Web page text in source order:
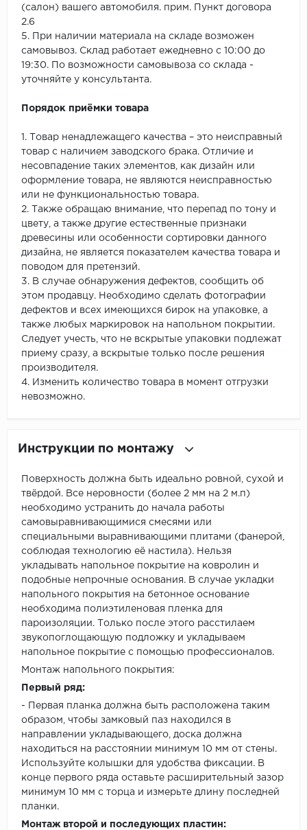
(салон) вашего автомобиля. прим. Пункт договора
2.6
5. При наличии материала на складе возможен
самовывоз. Склад работает ежедневно с 10:00 до
19:30. По возможности самовывоза со склада -
уточняйте у консультанта.
Порядок приёмки товара
1. Товар ненадлежащего качества – это неисправный
товар с наличием заводского брака. Отличие и
несовпадение таких элементов, как дизайн или
оформление товара, не являются неисправностью
или не функциональностью товара.
2. Также обращаю внимание, что перепад по тону и
цвету, а также другие естественные признаки
древесины или особенности сортировки данного
дизайна, не является показателем качества товара и
поводом для претензий.
3. В случае обнаружения дефектов, сообщить об
этом продавцу. Необходимо сделать фотографии
дефектов и всех имеющихся бирок на упаковке, а
также любых маркировок на напольном покрытии.
Следует учесть, что не вскрытые упаковки подлежат
приему сразу, а вскрытые только после решения
производителя.
4. Изменить количество товара в момент отгрузки
невозможно.
Инструкции по монтажу
Поверхность должна быть идеально ровной, сухой и
твёрдой. Все неровности (более 2 мм на 2 м.п)
необходимо устранить до начала работы
самовыравнивающимися смесями или
специальными выравнивающими плитами (фанерой,
соблюдая технологию её настила). Нельзя
укладывать напольное покрытие на ковролин и
подобные непрочные основания. В случае укладки
напольного покрытия на бетонное основание
необходима полиэтиленовая пленка для
пароизоляции. Только после этого расстилаем
звукопоглощающую подложку и укладываем
напольное покрытие с помощью профессионалов.
Монтаж напольного покрытия:
Первый ряд:
- Первая планка должна быть расположена таким
образом, чтобы замковый паз находился в
направлении укладывающего, доска должна
находиться на расстоянии минимум 10 мм от стены.
Используйте колышки для удобства фиксации. В
конце первого ряда оставьте расширительный зазор
минимум 10 мм с торца и измерьте длину последней
планки.
Монтаж второй и последующих пластин: